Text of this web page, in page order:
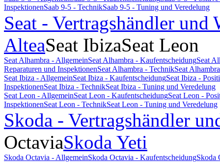
InspektionenSaab 9-5 - TechnikSaab 9-5 - Tuning und Veredelung
Seat - Vertragshändler und
AlteaSeat IbizaSeat Leon
Seat Alhambra - AllgemeinSeat Alhambra - KaufentscheidungSeat
Reparaturen und InspektionenSeat Alhambra - TechnikSeat
Seat Ibiza - AllgemeinSeat Ibiza - KaufentscheidungSeat Ibiza -
InspektionenSeat Ibiza - TechnikSeat Ibiza - Tuning und Veredelung
Seat Leon - AllgemeinSeat Leon - KaufentscheidungSeat Leon -
InspektionenSeat Leon - TechnikSeat Leon - Tuning und Veredelung
Skoda - Vertragshändler
OctaviaSkoda Yeti
Skoda Octavia - AllgemeinSkoda Octavia - KaufentscheidungSkoda